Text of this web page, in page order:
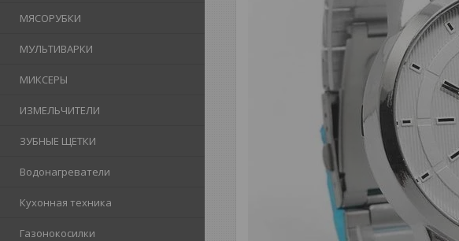
МЯСОРУБКИ
МУЛЬТИВАРКИ
МИКСЕРЫ
ИЗМЕЛЬЧИТЕЛИ
ЗУБНЫЕ ЩЕТКИ
Водонагреватели
Кухонная техника
Газонокосилки